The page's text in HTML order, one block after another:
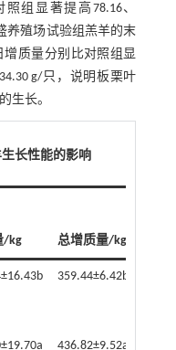
组显著提高78.16、
养殖场试验组羔羊的末
质量分别比对照组显
g/只，说明板栗叶
生长。
长性能的影响
/kg 总增质量/kg
359.44±6.42b
436.82±9.52a